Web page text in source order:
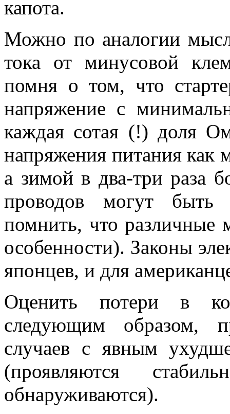
капота.
Можно по аналогии
тока от минусовой
помня о том, что
напряжение с
каждая сотая (!) доля
напряжения питания как
а зимой в два-три раза
проводов могут быть
помнить, что различные
особенности). Законы
японцев, и для
Оценить потери в
следующим образом,
случаев с явным
(проявляются
обнаруживаются).